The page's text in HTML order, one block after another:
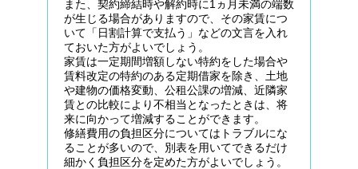
また、契約締結時や解約時に1ヵ月未満の端数
が生じる場合がありますので、その家賃につ
いて「日割計算で支払う」などの文言を入れ
ておいた方がよいでしょう。
家賃は一定期間増額しない特約をした場合や
賃料改定の特約のある定期借家を除き、土地
や建物の価格変動、公租公課の増減、近隣家
賃との比較により不相当となったときは、将
来に向かって増減することができます。
修繕費用の負担区分についてはトラブルにな
ることが多いので、別表を用いてできるだけ
細かく負担区分を定めた方がよいでしょう。